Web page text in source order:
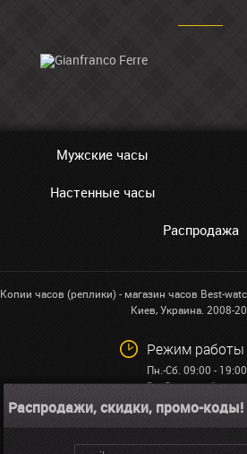
Мужские часы
Настенные часы
Распродажа
Копии часов (реплики) - магазин часов Best-
Киев, Украина. 2008-
Режим работы
Пн.-Сб. 09:00 - 19:00
Вс: Выходной
+38 (068)591-
info@best-
Распродажи, скидки, промо-коды!